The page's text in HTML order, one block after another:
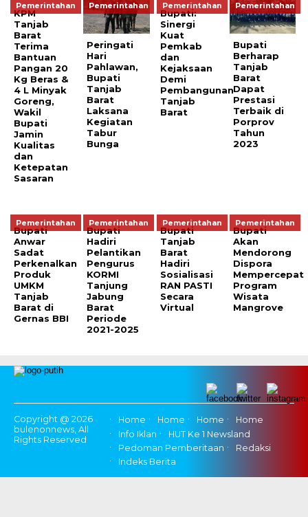
Pemerintahan
KPM
Tanjab
Barat
Terima
Bantuan
Pangan 20
Kg Beras &
4 L Minyak
Goreng,
Wakil
Bupati
Jamin
Kualitas
dan
Ketepatan
Sasaran
Pemerintahan
Peringati
Hari
Pahlawan,
Bupati
Tanjab
Barat
Laksana
Kegiatan
Tabur
Bunga
Pemerintahan
Bupati:
Sinergi
Kuat
Pemkab
dan
Kejaksaan
Demi
Pembangunan
Tanjab
Barat
Pemerintahan
Bupati
Berharap
Tanjab
Barat
Dapat
Prestasi
Terbaik di
Porprov
Tahun
2023
Pemerintahan
Bupati
Anwar
Sadat
Perkenalkan
Produk
UMKM
Tanjab
Barat di
Gernas BBI
Pemerintahan
Bupati
Hadiri
Pelantikan
Pengurus
KORMI
Tanjung
Jabung
Barat
Periode
2021-2025
Pemerintahan
Bupati
Tanjab
Barat
Hadiri
Sosialisasi
RAN PASTI
Secara
Virtual
Pemerintahan
Bupati
Akan
Mendorong
Dispora
Mempercepat
Program
Wisata
Mangrove
Copyright @ 2026
bulenonnews, All
Rights Reserved
Home Home Home
Home
Info Iklan
HUT Ke 1 Newsland
Pedoman Pemberitaan
Redaksi
Indeks Berita